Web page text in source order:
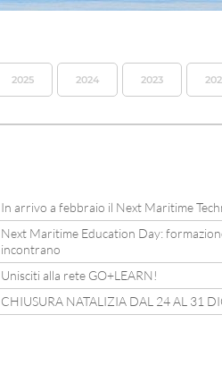
2025 2024 2023
In arrivo a febbraio il Next Maritime
Next Maritime Education Day:
incontrano
Unisciti alla rete GO+LEARN!
CHIUSURA NATALIZIA DAL 24 AL 31